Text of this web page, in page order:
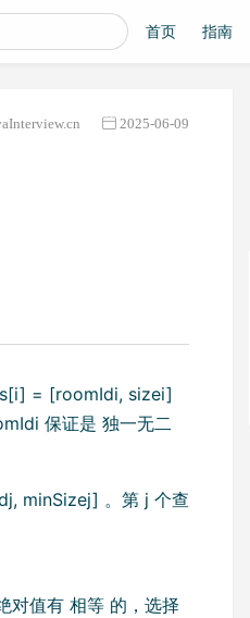
首页 指南
2025-06-09
= [roomIdi, sizei]
保证是 独一无二
minSizej] 。第 j 个查
值有 相等 的，选择